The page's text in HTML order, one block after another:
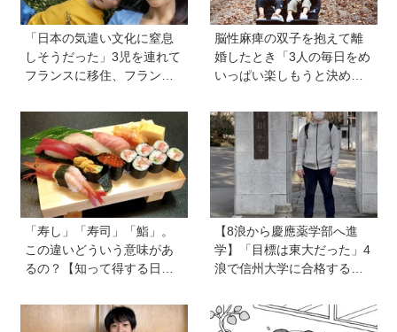
「日本の気遣い文化に窒息
しそうだった」3児を連れて
フランスに移住、フランス
りがたみ【vol.13】
脳性麻痺の双子を抱えて離
婚したとき「3人の毎日をめ
いっぱい楽しもうと決め
訊く子どもの人生の輝かせ
方
「寿し」「寿司」「鮨」。
この違いどういう意味があ
るの？【知って得する日本
【8浪から慶應薬学部へ進
学】「目標は東大だった」4
浪で信州大学に合格するも1
た理由、今思うことは「学
歴は人の一部にしかすぎな